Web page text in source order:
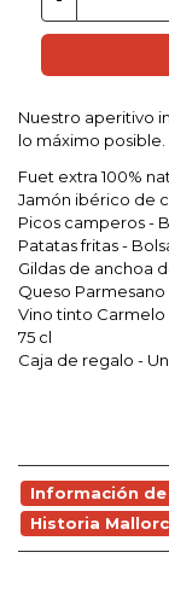
Nuestro aperitivo
lo máximo posible.
Fuet extra 100%
Jamón ibérico de
Picos camperos -
Patatas fritas -
Gildas de anchoa
Queso Parmesano
Vino tinto Carmelo
75 cl
Caja de regalo -
Información
Historia